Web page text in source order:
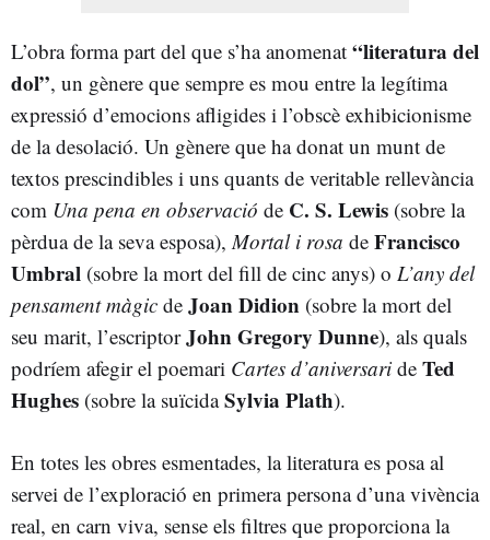
L’obra forma part del que s’ha anomenat “literatura del
dol”, un gènere que sempre es mou entre la legítima
expressió d’emocions afligides i l’obscè exhibicionisme
de la desolació. Un gènere que ha donat un munt de
textos prescindibles i uns quants de veritable rellevància
com Una pena en observació de C. S. Lewis (sobre la
pèrdua de la seva esposa), Mortal i rosa de Francisco
Umbral (sobre la mort del fill de cinc anys) o L’any del
pensament màgic de Joan Didion (sobre la mort del
seu marit, l’escriptorJohn Gregory Dunne), als quals
podríem afegir el poemari Cartes d’aniversari de Ted
Hughes (sobre la suïcidaSylvia Plath).
En totes les obres esmentades, la literatura es posa al
servei de l’exploració en primera persona d’una vivència
real, en carn viva, sense els filtres que proporciona la